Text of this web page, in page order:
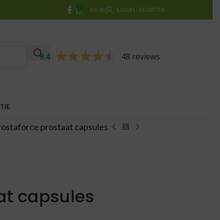
0 €0,00 LOGIN / REGISTER
9.4 48 reviews
prostaat capsules
capsules